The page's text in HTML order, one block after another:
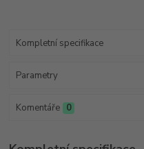
Kompletní specifikace
Parametry
Komentáře 0